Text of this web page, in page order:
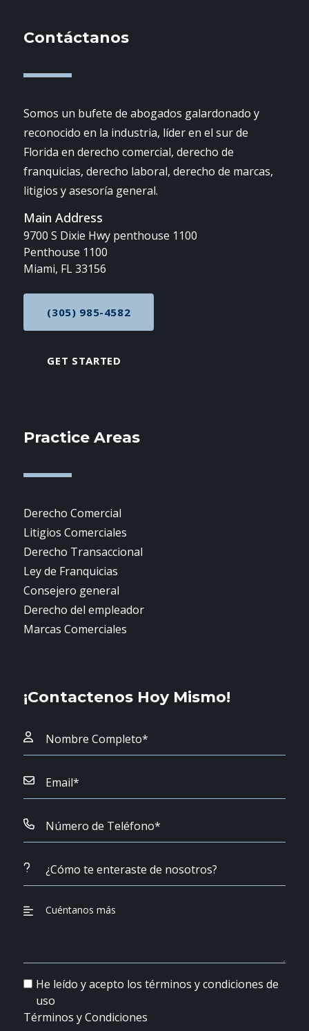
Contáctanos
Somos un bufete de abogados galardonado y
reconocido en la industria, líder en el sur de
Florida en derecho comercial, derecho de
franquicias, derecho laboral, derecho de marcas,
litigios y asesoría general.
Main Address
9700 S Dixie Hwy penthouse 1100
Penthouse 1100
Miami, FL 33156
CALL NOW AT
(305) 985-4582
GET STARTED
Practice Areas
Derecho Comercial
Litigios Comerciales
Derecho Transaccional
Ley de Franquicias
Consejero general
Derecho del empleador
Marcas Comerciales
¡Contactenos Hoy Mismo!
He leído y acepto los términos y condiciones de
uso
Términos y Condiciones